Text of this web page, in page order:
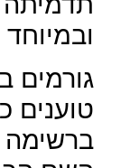
גורמים
טוענים
ברשימה